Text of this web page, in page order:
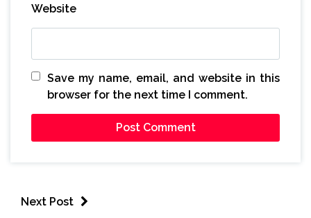
Website
Save my name, email, and website in this
browser for the next time I comment.
Next Post